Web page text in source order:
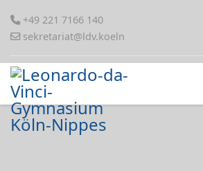
+49 221 7166 140
sekretariat@ldv.koeln